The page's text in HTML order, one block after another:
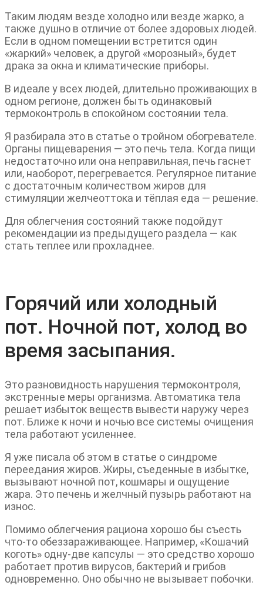
Таким людям везде холодно или везде жарко, а
также душно в отличие от более здоровых людей.
Если в одном помещении встретится один
«жаркий» человек, а другой «морозный», будет
драка за окна и климатические приборы.
В идеале у всех людей, длительно проживающих в
одном регионе, должен быть одинаковый
термоконтроль в спокойном состоянии тела.
Я разбирала это в статье о тройном обогревателе.
Органы пищеварения — это печь тела. Когда пищи
недостаточно или она неправильная, печь гаснет
или, наоборот, перегревается. Регулярное питание
с достаточным количеством жиров для
стимуляции желчеоттока и тёплая еда — решение.
Для облегчения состояний также подойдут
рекомендации из предыдущего раздела — как
стать теплее или прохладнее.
Горячий или холодный
пот. Ночной пот, холод во
время засыпания.
Это разновидность нарушения термоконтроля,
экстренные меры организма. Автоматика тела
решает избыток веществ вывести наружу через
пот. Ближе к ночи и ночью все системы очищения
тела работают усиленнее.
Я уже писала об этом в статье о синдроме
переедания жиров. Жиры, съеденные в избытке,
вызывают ночной пот, кошмары и ощущение
жара. Это печень и желчный пузырь работают на
износ.
Помимо облегчения рациона хорошо бы съесть
что-то обеззараживающее. Например, «Кошачий
коготь» одну-две капсулы — это средство хорошо
работает против вирусов, бактерий и грибов
одновременно. Оно обычно не вызывает побочки.